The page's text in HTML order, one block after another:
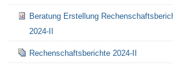
Beratung Erstellung
2024-II
Rechenschaftsberichte 2024-II